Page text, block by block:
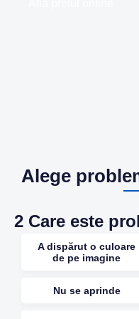
Alege
2 Care este
A dispărut o culoare
de pe imagine
Nu se aprinde